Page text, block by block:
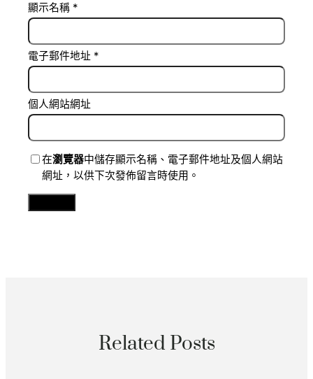
顯示名稱 *
電子郵件地址 *
個人網站網址
在瀏覽器中儲存顯示名稱、電子郵件地址及個人網站
網址，以供下次發佈留言時使用。
Related Posts